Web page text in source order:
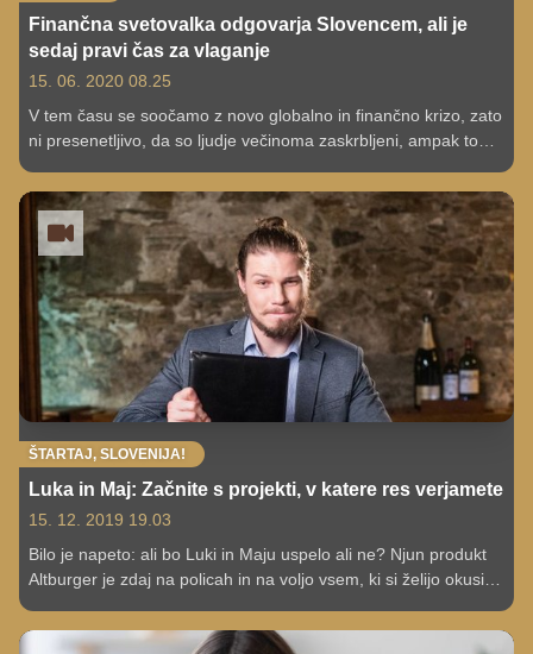
Finančna svetovalka odgovarja Slovencem, ali je
sedaj pravi čas za vlaganje
15. 06. 2020 08.25
V tem času se soočamo z novo globalno in finančno krizo, zato
ni presenetljivo, da so ljudje večinoma zaskrbljeni, ampak to
področju vlaganja. Več o tem si lahko preberete v nadaljevanju.
ŠTARTAJ, SLOVENIJA!
Luka in Maj: Začnite s projekti, v katere res verjamete
15. 12. 2019 19.03
Bilo je napeto: ali bo Luki in Maju uspelo ali ne? Njun produkt
Altburger je zdaj na policah in na voljo vsem, ki si želijo okusiti
tudi v najtežjih trenutkih nista prenehala verjeti v svojo idejo.